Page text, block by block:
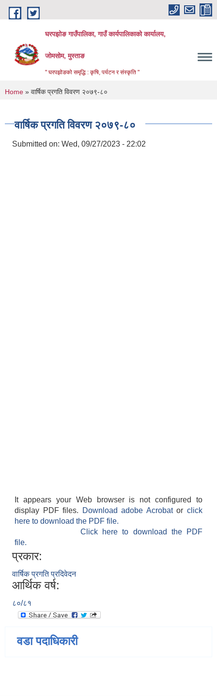
Skip to main content
घरपझोङ गाउँपालिका, गाउँ कार्यपालिकाको कार्यालय,
जोमसोम, मुस्ताङ
" घरपझोङको समृद्धि : कृषि, पर्यटन र संस्कृति "
You are here
Home » वार्षिक प्रगति विवरण २०७९-८०
वार्षिक प्रगति विवरण २०७९-८०
Submitted on: Wed, 09/27/2023 - 22:02
It appears your Web browser is not configured to
display PDF files.
Download adobe Acrobatorclick
here to download the PDF file.
Click here to download the PDF
file.
प्रकार:
वार्षिक प्रगति प्रदिवेदन
आर्थिक वर्ष:
८०/८१
वडा पदाधिकारी